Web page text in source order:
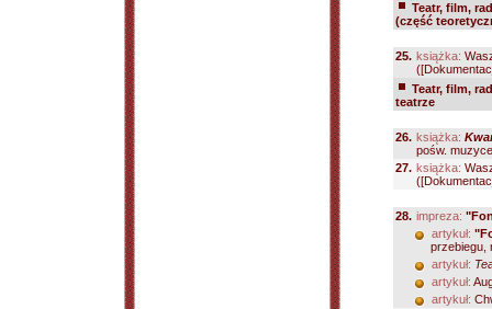
Teatr, film,
(część
25. książka:
Teatr, film,
teatrze
26. książka:
pośw.
27. książka:
28. impreza:
artykuł:
przebiegu,
artykuł:
artykuł:
artykuł: